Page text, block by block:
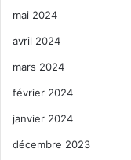
mai 2024
avril 2024
mars 2024
février 2024
janvier 2024
décembre 2023